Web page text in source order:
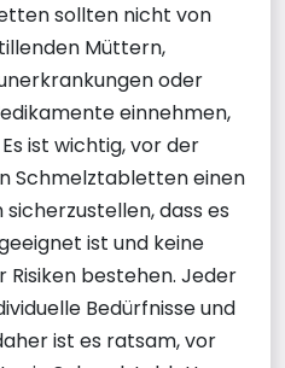
sollten nicht von
Müttern,
oder
einnehmen,
ist wichtig, vor der
Schmelztabletten einen
dass es
ist und keine
bestehen. Jeder
Bedürfnisse und
ist es ratsam, vor